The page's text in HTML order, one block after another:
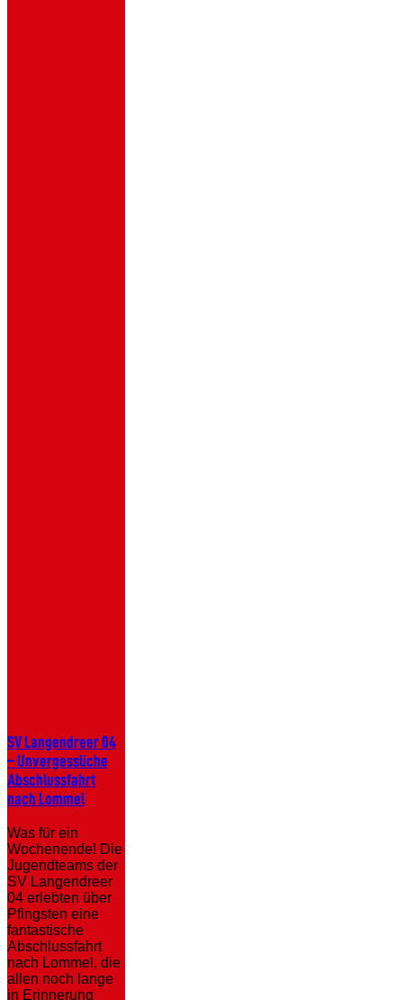
SV
Langendreer
04
–
Unvergessliche
nach
Lommel
SV Langendreer 04
– Unvergessliche
Abschlussfahrt
nach Lommel
Was für ein
Wochenende! Die
Jugendteams der
SV Langendreer
04 erlebten über
Pfingsten eine
fantastische
Abschlussfahrt
nach Lommel, die
allen noch lange
in Erinnerung